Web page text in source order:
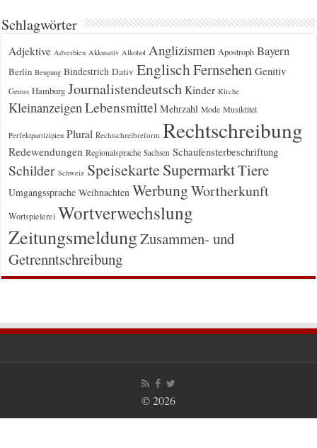
Schlagwörter
Adjektive Adverbien Akkusativ Alkohol Anglizismen Apostroph Bayern
Berlin Beugung Bindestrich Dativ EnglischFernsehen Genitiv
Genus Hamburg Journalistendeutsch Kinder Kirche
KleinanzeigenLebensmittel Mehrzahl Mode Musiktitel
Perfektpartizipien Plural Rechtschreibreform Rechtschreibung
Redewendungen Regionalsprache Sachsen Schaufensterbeschriftung
Schilder Schweiz Speisekarte SupermarktTiere
Umgangssprache Weihnachten WerbungWortherkunft
Wortspielerei Wortverwechslung
ZeitungsmeldungZusammen- und
Getrenntschreibung
© 2026